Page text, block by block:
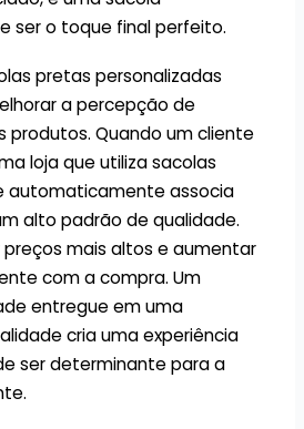
ser o toque final perfeito.
pretas personalizadas
a percepção de
produtos. Quando um cliente
loja que utiliza sacolas
automaticamente associa
alto padrão de qualidade.
mais altos e aumentar
com a compra. Um
entregue em uma
cria uma experiência
ser determinante para a